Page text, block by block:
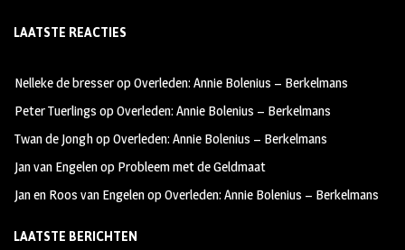
b
oo
k
ag
m
tt
LAATSTE REACTIES
Nelleke de bresseropOverleden: Annie Bolenius – Berkelmans
Peter Tuerlings opOverleden: Annie Bolenius – Berkelmans
Twan de JonghopOverleden: Annie Bolenius – Berkelmans
Jan van Engelenop Probleem met de Geldmaat
Jan en Roos van EngelenopOverleden: Annie Bolenius – Berkelmans
LAATSTE BERICHTEN